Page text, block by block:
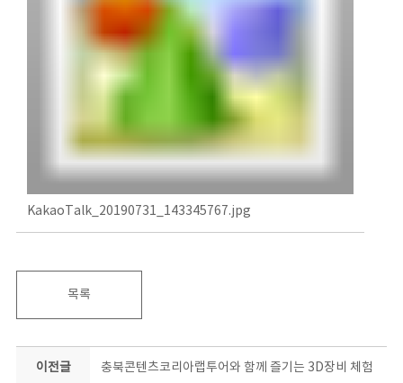
KakaoTalk_20190731_143345767.jpg
목록
이전글 충북콘텐츠코리아랩투어와 함께 즐기는 3D장비 체험